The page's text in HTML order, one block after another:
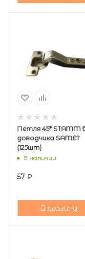
Петля 45* STAMM
доводчика SAMET
(125шт)
В наличии
57 ₽
В корзину